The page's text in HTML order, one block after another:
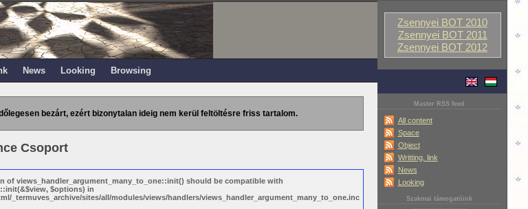
Zsennyei BOT 2010
Zsennyei BOT 2011
Zsennyei BOT 2012
Master RSS feed
All content
Space
Object
Writting, link
News
Looking
Szakmai támogatóink
News Looking Browsing
bezárt, ezért bizonytalan ideig nem kerül feltöltésre friss tartalom.
Csoport
of views_handler_argument_many_to_one::init() should be compatible with
$options) in
_termuves_archive/sites/all/modules/views/handlers/views_handler_argument_many_to_one.inc